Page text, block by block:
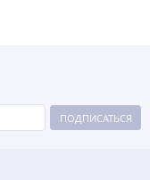
ПОДПИСАТЬСЯ